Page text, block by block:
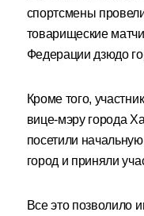
спортсмены
товарищеские
Федерации дзюдо
Кроме того,
вице-мэру города
посетили
город и приняли
Все это позволило